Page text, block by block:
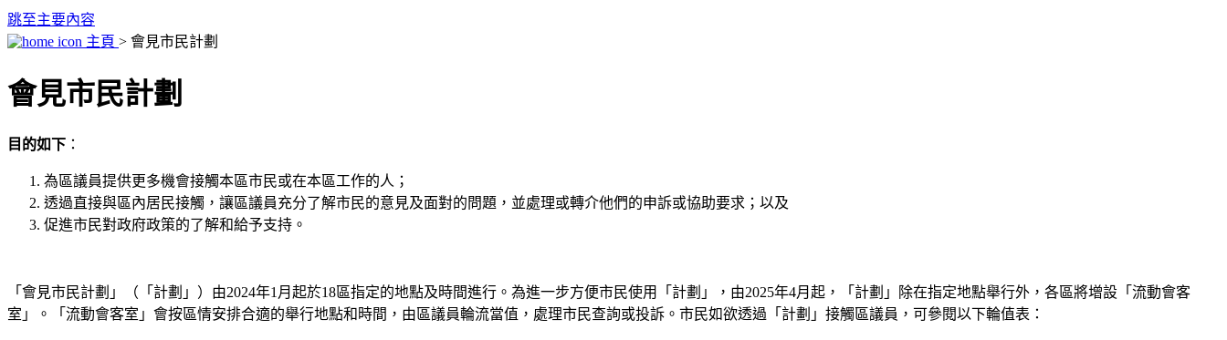
跳至主要內容
主頁 > 會見市民計劃
會見市民計劃
目的如下 ：
為區議員提供更多機會接觸本區市民或在本區工作的人；
透過直接與區內居民接觸，讓區議員充分了解市民的意見及面對的問題，並處理或轉介他們的申訴或協助要求；以及
促進市民對政府政策的了解和給予支持。
「會見市民計劃」（「計劃」）由2024年1月起於18區指定的地點及時間進行。為進一步方便市民使用「計劃」，由2025年4月起，「計劃」除在指定地點舉行外，各區將增設「流動會客
室」。「流動會客室」會按區情安排合適的舉行地點和時間，由區議員輪流當值，處理市民查詢或投訴。市民如欲透過「計劃」接觸區議員，可參閱以下輪值表：